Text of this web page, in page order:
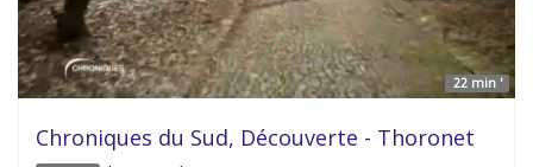
22 min '
Chroniques du Sud, Découverte - Thoronet